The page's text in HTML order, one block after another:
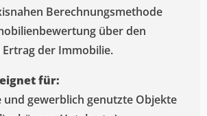
Berechnungsmethode
über den
der Immobilie.
für:
gewerblich genutzte Objekte